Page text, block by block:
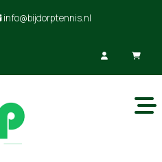
info@bijdorptennis.nl